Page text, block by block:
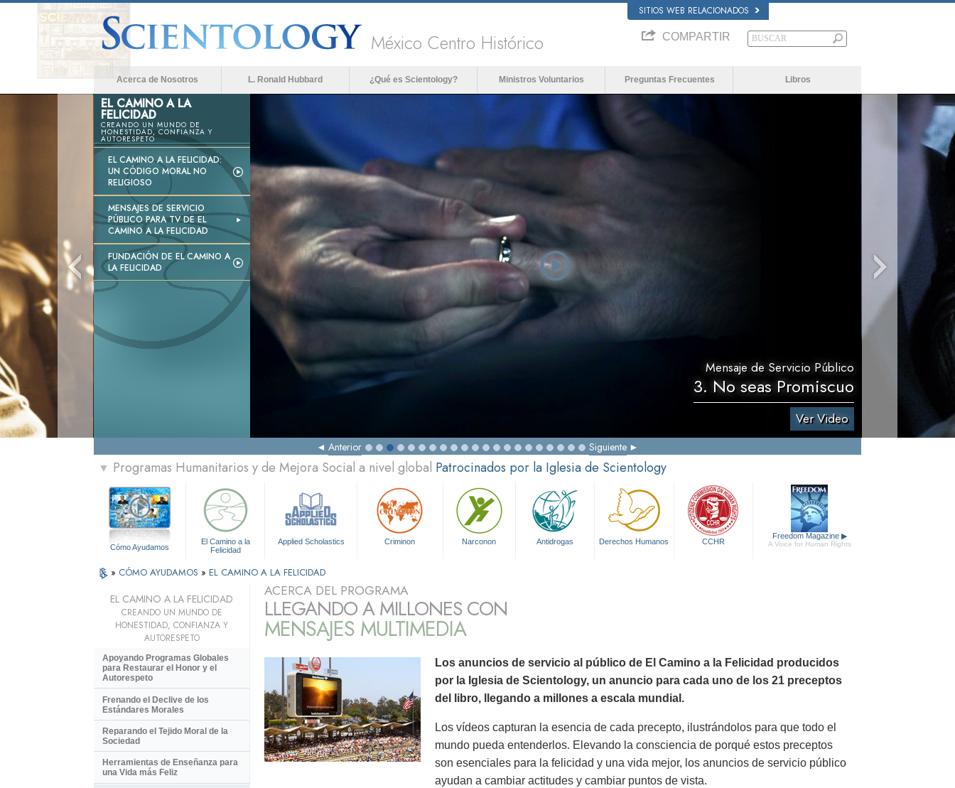
SITIOS WEB RELACIONADOS
México Centro Histórico COMPARTIR
Acerca de Nosotros L. Ronald Hubbard ¿Qué es Scientology? Ministros Voluntarios Preguntas Frecuentes Libros
EL CAMINO A LA
FELICIDAD
CREANDO UN MUNDO DE
HONESTIDAD, CONFIANZA Y
AUTORESPETO
EL CAMINO A LA FELICIDAD:
UN CÓDIGO MORAL NO
RELIGIOSO
MENSAJES DE SERVICIO
PÚBLICO PARA TV DE EL
CAMINO A LA FELICIDAD
FUNDACIÓN DE EL CAMINO A
LA FELICIDAD
Mensaje de Servicio Público
3. No seas Promiscuo
Ver Video
Anterior Siguiente
▼ Programas Humanitarios y de Mejora Social a nivel global Patrocinados por la Iglesia de Scientology
Cómo Ayudamos
El Camino a la
Felicidad
Applied Scholastics Criminon Narconon Antidrogas Derechos Humanos CCHR
Freedom Magazine ▶
A Voice for Human Rights
» CÓMO AYUDAMOS » EL CAMINO A LA FELICIDAD
ACERCA DEL PROGRAMA
LLEGANDO A MILLONES CON
MENSAJES MULTIMEDIA
Los anuncios de servicio al público de El Camino a la Felicidad producidos
por la Iglesia de Scientology, un anuncio para cada uno de los 21 preceptos
del libro, llegando a millones a escala mundial.
Los vídeos capturan la esencia de cada precepto, ilustrándolos para que todo el
mundo pueda entenderlos. Elevando la consciencia de porqué estos preceptos
son esenciales para la felicidad y una vida mejor, los anuncios de servicio público
ayudan a cambiar actitudes y cambiar puntos de vista.
EL CAMINO A LA FELICIDAD
CREANDO UN MUNDO DE
HONESTIDAD, CONFIANZA Y
AUTORESPETO
Apoyando Programas Globales
para Restaurar el Honor y el
Autorespeto
Frenando el Declive de los
Estándares Morales
Reparando el Tejido Moral de la
Sociedad
Herramientas de Enseñanza para
una Vida más Feliz